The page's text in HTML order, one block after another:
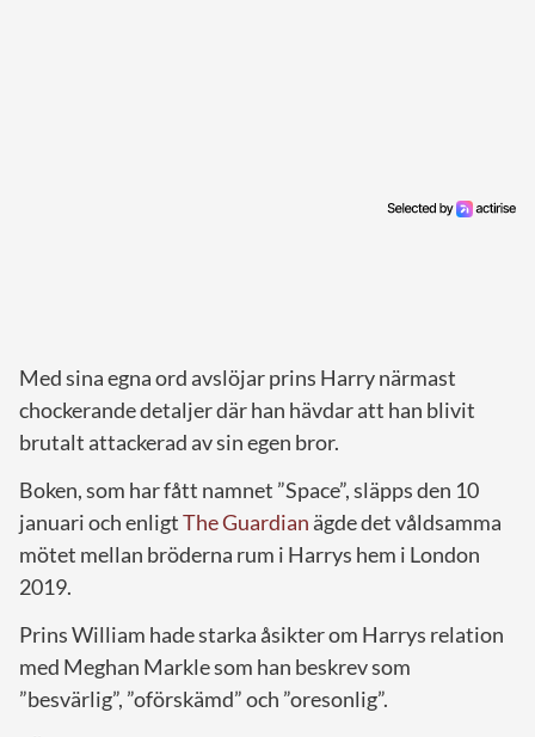
Med sina egna ord avslöjar prins Harry närmast
chockerande detaljer där han hävdar att han blivit
brutalt attackerad av sin egen bror.
Boken, som har fått namnet ”Space”, släpps den 10
januari och enligtThe Guardian ägde det våldsamma
mötet mellan bröderna rum i Harrys hem i London
2019.
Prins William hade starka åsikter om Harrys relation
med Meghan Markle som han beskrev som
”besvärlig”, ”oförskämd” och ”oresonlig”.